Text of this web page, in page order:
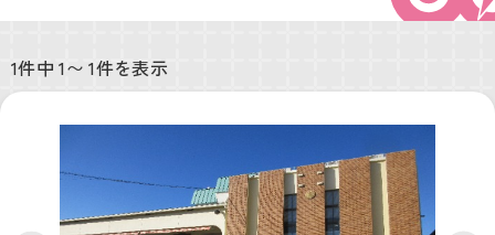
1件中 1〜 1件を表示